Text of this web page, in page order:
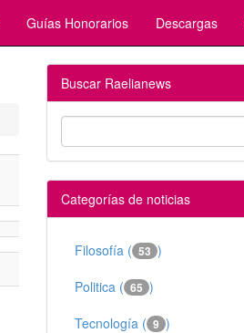
Guías Honorarios Descargas
Buscar Raelianews
Categorías de noticias
Filosofía ( 53 )
Politica ( 65 )
Tecnología ( 9 )